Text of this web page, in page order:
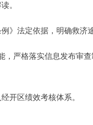
。
》法定依据，明确救济
严格落实信息发布审查
开区绩效考核体系。